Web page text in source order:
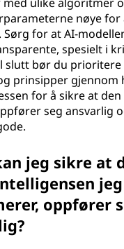
nøye for
for at AI-
spesielt i
slutt bør du prioritere
prinsipper gjennom
for å sikre at
seg ansvarlig
jeg sikre at
jeg
oppfører